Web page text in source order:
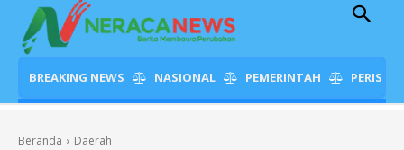
BREAKING NEWS NASIONAL PEMERINTAH
Beranda Daerah